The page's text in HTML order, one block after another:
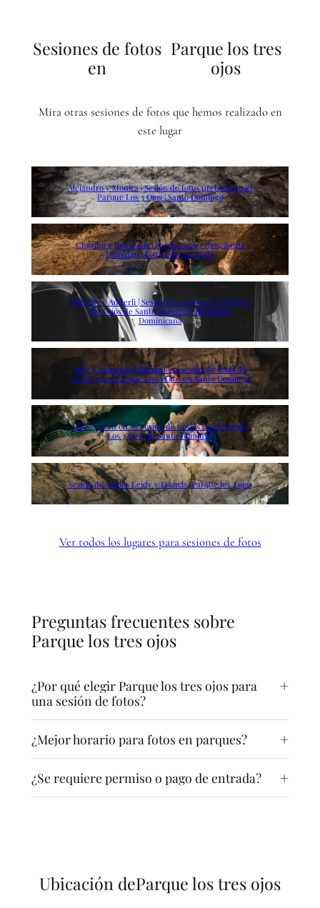
Sesiones de fotos
en
Parque los tres
ojos
Mira otras sesiones de fotos que hemos realizado en
este lugar
Alejandro y Monica | Sesión de fotos preboda en el
Parque Los 3 Ojos | Santo Domingo
Charina y Juan Luis | Parque Los 3 Ojos, Santo
Domingo | Fotógrafo pre boda
Migreily y Adderli | Sesión de novios en el Parque
los 3 ojos de Santo Domingo, República
Dominicana
Suly y Enmanuel durante su sesión de fotos de
novios en el Parque Los 3 Ojos en Santo Domingo
Gaby y Juan en su sesión de novios en el Parque
Los 3 Ojos de Santo Domingo
Sesión de Novios Leidy y Francis, Parque los 3 ojos
Ver todos los lugares para sesiones de fotos
Preguntas frecuentes sobre
Parque los tres ojos
¿Por qué elegir Parque los tres ojos para
una sesión de fotos?
¿Mejor horario para fotos en parques?
¿Se requiere permiso o pago de entrada?
Ubicación deParque los tres ojos